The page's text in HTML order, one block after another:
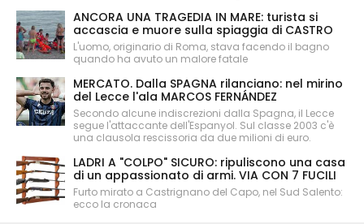
ANCORA UNA TRAGEDIA IN MARE: turista si
accascia e muore sulla spiaggia di CASTRO
L'uomo, originario di Roma, stava facendo il bagno
quando ha avuto un malore fatale
MERCATO. Dalla SPAGNA rilanciano: nel mirino
del Lecce l'ala MARCOS FERNÁNDEZ
Secondo alcune indiscrezioni dalla Spagna, il Lecce
segue l'attaccante dell'Espanyol. Sul classe 2003 c'è
una clausola rescissoria da due milioni di euro.
LADRI A "COLPO" SICURO: ripuliscono una casa
di un appassionato di armi. VIA CON 7 FUCILI
Furto mirato a Castrignano del Capo, nel Sud Salento:
ecco la cronaca